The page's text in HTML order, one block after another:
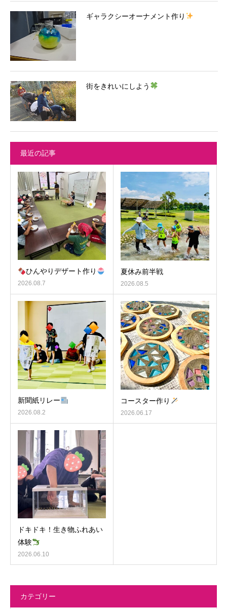
ギャラクシーオーナメント作り
街をきれいにしよう
最近の記事
ひんやりデザート作り
2026.08.7
夏休み前半戦
2026.08.5
新聞紙リレー
2026.08.2
コースター作り
2026.06.17
ドキドキ！生き物ふれあい
体験
2026.06.10
カテゴリー